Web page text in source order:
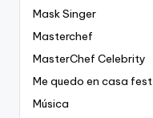
Mask Singer
Masterchef
MasterChef Celebrity
Me quedo en casa fest
Música